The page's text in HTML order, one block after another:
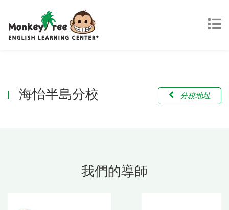
海怡半島分校 分校地址
我們的導師